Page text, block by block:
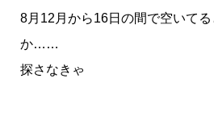
8月12月から16日の間で空いてる
か……
探さなきゃ